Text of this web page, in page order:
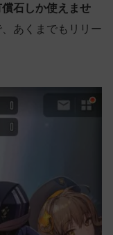
石しか使えませ
あくまでもリリー